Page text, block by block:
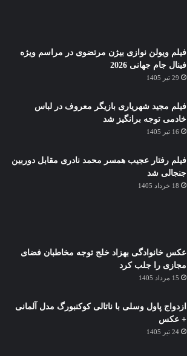
فیلم ویولن نوازی بیژن مرتضوی در مراسم ویژه
فینال جام جهانی 2026
29 تیر 1405
فیلم مجید شهریاری بازیگر معروف در لباس
خادمی توجه برانگیز شد
16 تیر 1405
فیلم رفتار عجیب همسر محمد نادری مقابل دوربین
جنجالی شد
18 خرداد 1405
عکس خانوادگی بهزاد خلج توجه مخاطبان فضای
مجازی را جلب کرد
15 مرداد 1405
ازدواج پاول وسلی با ناتالی کوکنبورگ مدل آلمانی
+ عکس
24 تیر 1405